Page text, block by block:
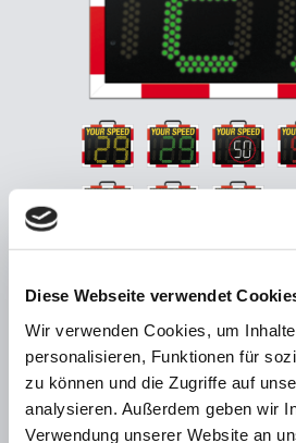
Diese Webseite verwendet
Wir verwenden Cookies, um
personalisieren, Funktionen für
zu können und die Zugriffe auf
analysieren. Außerdem geben wir
Verwendung unserer Website an
Please call us
+49 (0)21 71-